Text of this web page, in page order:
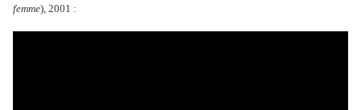
femme), 2001 :